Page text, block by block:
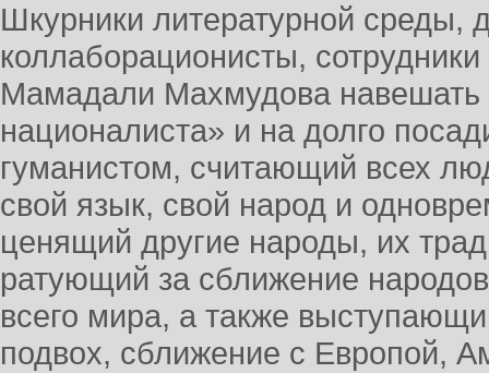
Шкурники литературной среды,
коллаборационисты,
Мамадали Махмудова навешать
националиста» и на долго
гуманистом, считающий всех
свой язык, свой народ и
ценящий другие народы, их
ратующий за сближение
всего мира, а также
подвох, сближение с Европой,